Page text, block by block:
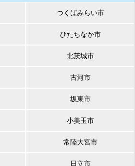
つくばみらい市
ひたちなか市
北茨城市
古河市
坂東市
小美玉市
常陸大宮市
日立市